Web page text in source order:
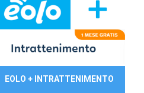
29,90€/mese
EOLO + INTRATTENIMENTO